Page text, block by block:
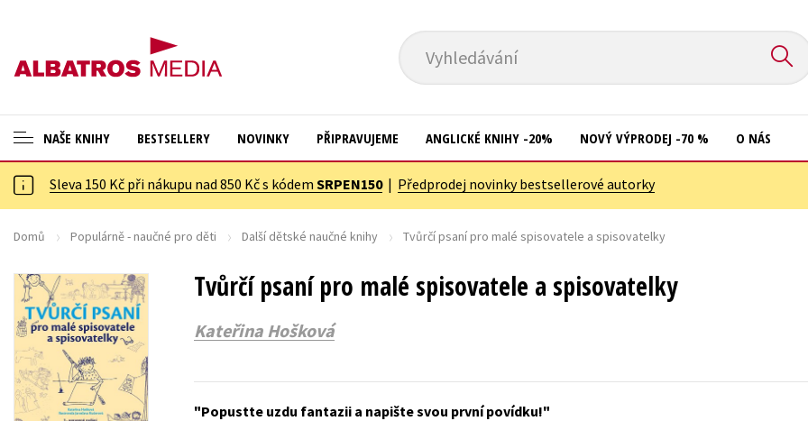
Vyhledávání
NAŠE KNIHY
ANGLICKÉ KNIHY -20 %
NOVÝ VÝPRODEJ -70 %
ASTERIX S DÁRKEM
🎁DÁRKOVÉ PUBLIKACE
✉️ DÁRKOVÉ POUKAZY
Auto - moto
Cestování
Dárkové publikace
Digitální fotografie
Esoterika a duchovní svět
Kuchařky
Populárně - naučná pro dospělé
Učebnice
BESTSELLERY NOVINKY PŘIPRAVUJEME ANGLICKÉ KNIHY -20% NOVÝ VÝPRODEJ -70 % O NÁS
Sleva 150 Kč při nákupu nad 850 Kč s kódem SRPEN150| Předprodej novinky bestsellerové autorky
Domů Populárně - naučné pro děti Další dětské naučné knihy Tvůrčí psaní pro malé spisovatele a spisovatelky
Tvůrčí psaní pro malé spisovatele a spisovatelky
Kateřina Hošková
Popustte uzdu fantazii a napište svou první povídku!